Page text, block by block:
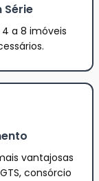
a 8 imóveis
vantajosas
consórcio